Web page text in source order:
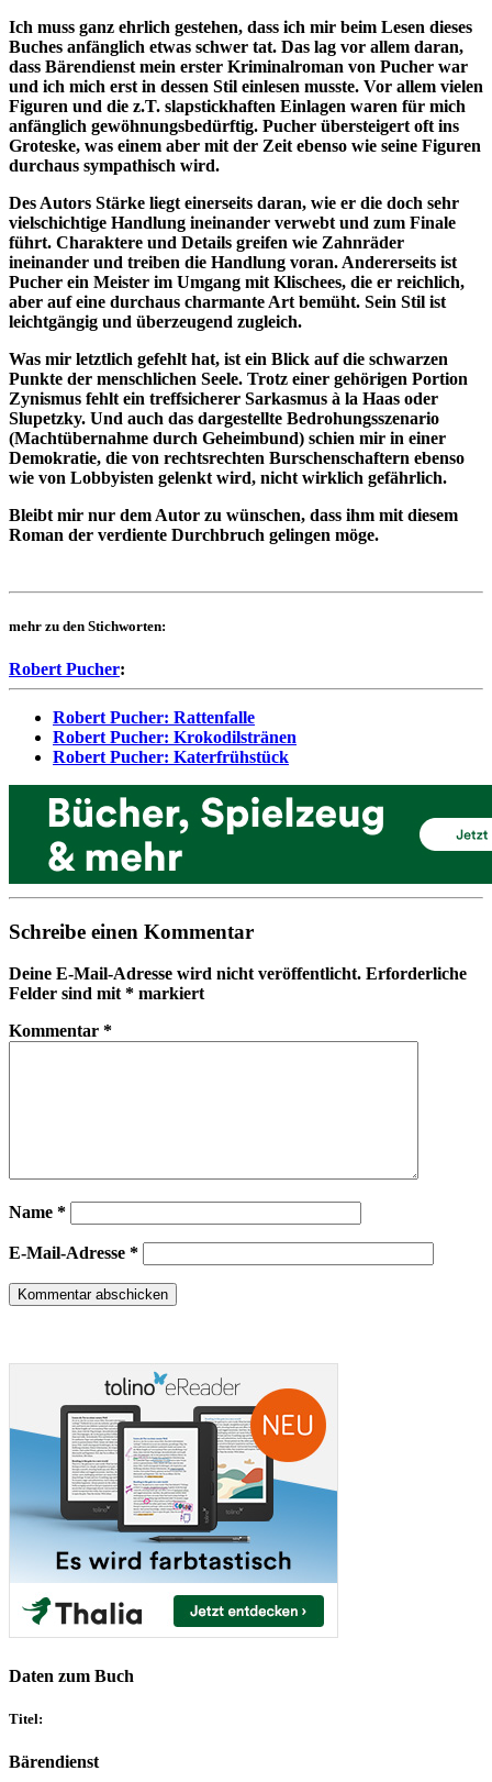
Ich muss ganz ehrlich gestehen, dass ich mir beim Lesen dieses
Buches anfänglich etwas schwer tat. Das lag vor allem daran,
dass Bärendienst mein erster Kriminalroman von Pucher war
und ich mich erst in dessen Stil einlesen musste. Vor allem vielen
Figuren und die z.T. slapstickhaften Einlagen waren für mich
anfänglich gewöhnungsbedürftig. Pucher übersteigert oft ins
Groteske, was einem aber mit der Zeit ebenso wie seine Figuren
durchaus sympathisch wird.
Des Autors Stärke liegt einerseits daran, wie er die doch sehr
vielschichtige Handlung ineinander verwebt und zum Finale
führt. Charaktere und Details greifen wie Zahnräder
ineinander und treiben die Handlung voran. Andererseits ist
Pucher ein Meister im Umgang mit Klischees, die er reichlich,
aber auf eine durchaus charmante Art bemüht. Sein Stil ist
leichtgängig und überzeugend zugleich.
Was mir letztlich gefehlt hat, ist ein Blick auf die schwarzen
Punkte der menschlichen Seele. Trotz einer gehörigen Portion
Zynismus fehlt ein treffsicherer Sarkasmus à la Haas oder
Slupetzky. Und auch das dargestellte Bedrohungsszenario
(Machtübernahme durch Geheimbund) schien mir in einer
Demokratie, die von rechtsrechten Burschenschaftern ebenso
wie von Lobbyisten gelenkt wird, nicht wirklich gefährlich.
Bleibt mir nur dem Autor zu wünschen, dass ihm mit diesem
Roman der verdiente Durchbruch gelingen möge.
mehr zu den Stichworten:
Robert Pucher:
Robert Pucher: Rattenfalle
Robert Pucher: Krokodilstränen
Robert Pucher: Katerfrühstück
Schreibe einen Kommentar
Deine E-Mail-Adresse wird nicht veröffentlicht. Erforderliche
Felder sind mit* markiert
Kommentar *
Name *
E-Mail-Adresse *
Daten zum Buch
Titel:
Bärendienst